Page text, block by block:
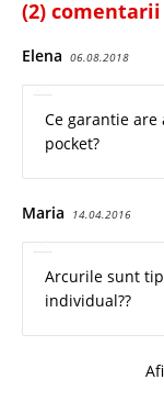
(2) comentarii
Elena 06.08.2018
Ce garantie are
pocket?
Maria 14.04.2016
Arcurile sunt
individual??